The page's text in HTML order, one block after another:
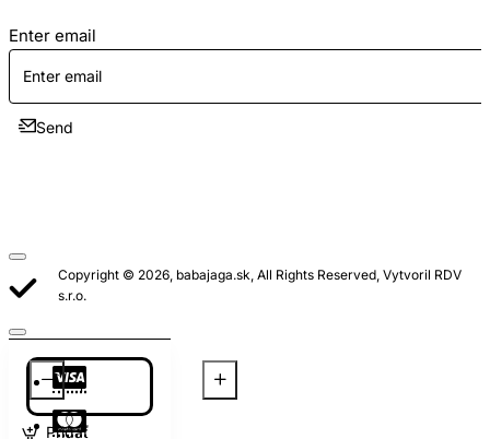
Pridať
Enter email
Send
Copyright © 2026, babajaga.sk, All Rights Reserved, Vytvoril RDV
s.r.o.